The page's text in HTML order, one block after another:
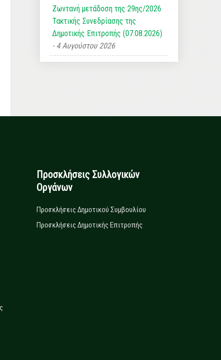
Ζωντανή μετάδοση της 29ης/2026
Τακτικής Συνεδρίασης της
Δημοτικής Επιτροπής (07.08.2026)
4 Αυγούστου 2026
Προσκλήσεις Συλλογικών
Οργάνων
Προσκλήσεις Δημοτικού Συμβουλίου
Προσκλήσεις Δημοτικής Επιτροπής